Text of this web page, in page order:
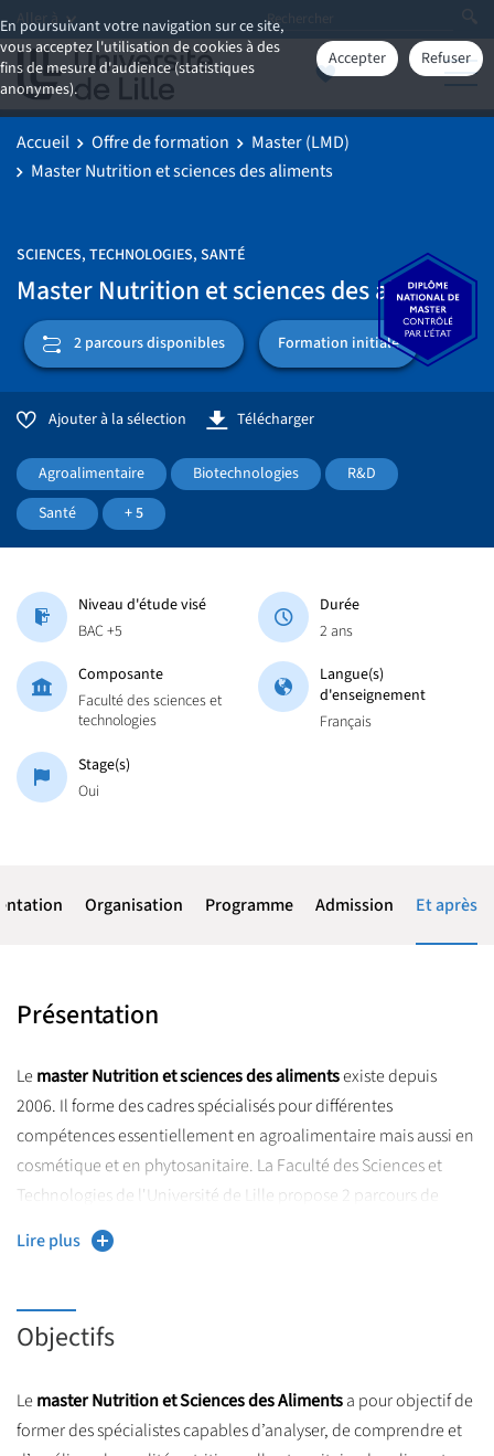
En poursuivant votre navigation sur ce site,
vous acceptez l'utilisation de cookies à des
fins de mesure d'audience (statistiques
anonymes).
Accepter Refuser
Aller à
Accueil Offre de formation
Master (LMD)
Master Nutrition et sciences des aliments
SCIENCES, TECHNOLOGIES, SANTÉ
Master Nutrition et sciences des aliments
2 parcours disponibles Formation initiale
Ajouter à la sélection Télécharger
Agroalimentaire Biotechnologies
R&D
Santé
+ 5
Niveau d'étude visé
BAC +5
Durée
2 ans
Composante
Faculté des sciences et
technologies
Langue(s)
d'enseignement
Français
Stage(s)
Oui
Organisation Programme Admission Et après
Présentation
Lemaster Nutrition et sciences des alimentsexiste depuis
2006. Il forme des cadres spécialisés pour différentes
compétences essentiellement en agroalimentaire mais aussi en
cosmétique et en phytosanitaire. La Faculté des Sciences et
Technologies de l'Université de Lille propose 2 parcours de
BioEcoAgro
produits alimentaires (QUALIMAPA)avec Polytech’Lille
Les métiers visés étant très différents et certaines compétences
Lire plus
Objectifs
Lemaster Nutrition et Sciences des Alimentsa pour objectif de
former des spécialistes capables d’analyser, de comprendre et